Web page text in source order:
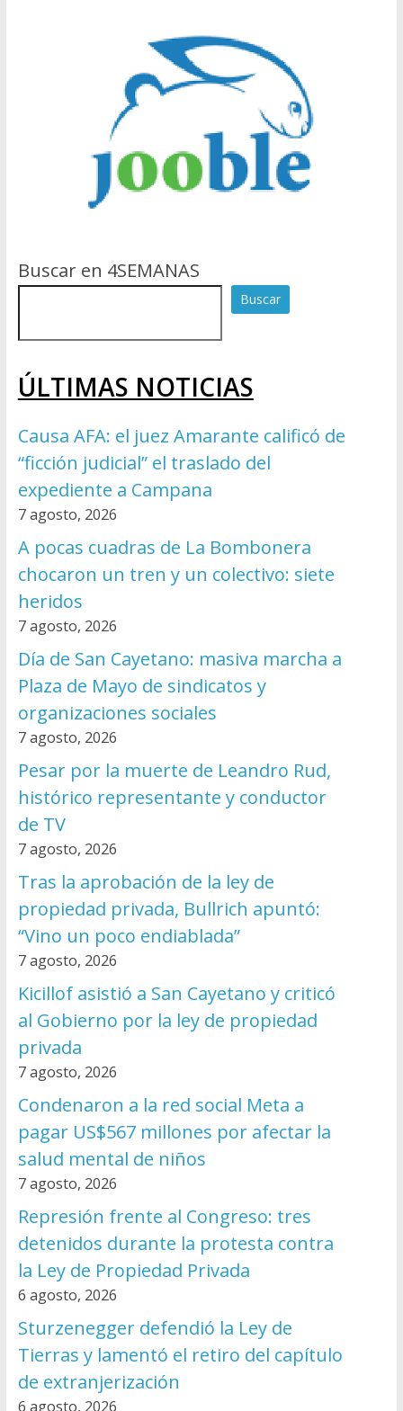
Buscar en 4SEMANAS
Buscar
ÚLTIMAS NOTICIAS
Causa AFA: el juez Amarante calificó de
“ficción judicial” el traslado del
expediente a Campana
7 agosto, 2026
A pocas cuadras de La Bombonera
chocaron un tren y un colectivo: siete
heridos
7 agosto, 2026
Día de San Cayetano: masiva marcha a
Plaza de Mayo de sindicatos y
organizaciones sociales
7 agosto, 2026
Pesar por la muerte de Leandro Rud,
histórico representante y conductor
de TV
7 agosto, 2026
Tras la aprobación de la ley de
propiedad privada, Bullrich apuntó:
“Vino un poco endiablada”
7 agosto, 2026
Kicillof asistió a San Cayetano y criticó
al Gobierno por la ley de propiedad
privada
7 agosto, 2026
Condenaron a la red social Meta a
pagar US$567 millones por afectar la
salud mental de niños
7 agosto, 2026
Represión frente al Congreso: tres
detenidos durante la protesta contra
la Ley de Propiedad Privada
6 agosto, 2026
Sturzenegger defendió la Ley de
Tierras y lamentó el retiro del capítulo
de extranjerización
6 agosto, 2026